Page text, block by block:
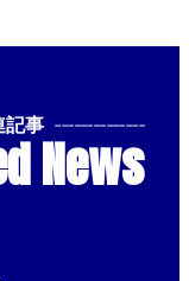
記事 --------------
News